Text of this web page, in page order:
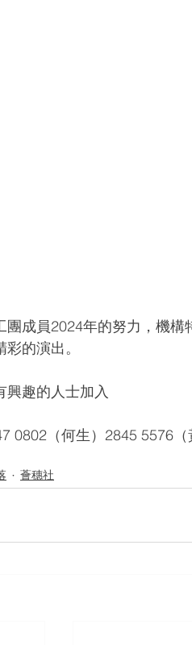
團成員2024年的努力，機
的演出。
興趣的人士加入
0802（何生）2845 5576（
薈穗社